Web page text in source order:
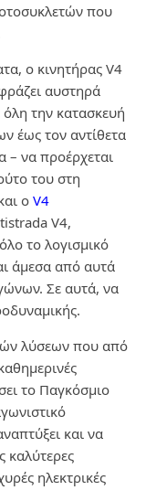
που
ο κινητήρας V4
αυστηρά
την κατασκευή
έως τον αντίθετα
– να προέρχεται
του στη
ο V4
V4,
το λογισμικό
άμεσα από αυτά
Σε αυτά, να
λύσεων που από
το Παγκόσμιο
και να
καλύτερες
ηλεκτρικές